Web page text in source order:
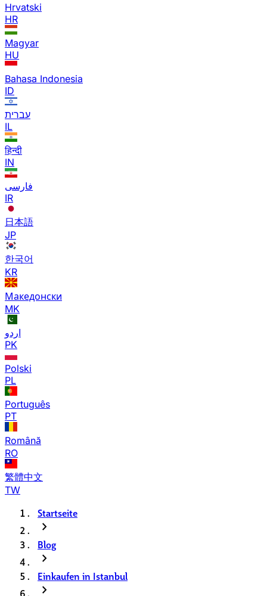
Hrvatski
HR
Magyar
HU
Bahasa Indonesia
ID
עברית
IL
हिन्दी
IN
فارسی
IR
日本語
JP
한국어
KR
Македонски
MK
اردو
PK
Polski
PL
Português
PT
Română
RO
繁體中文
TW
Startseite
chevron_right
Blog
chevron_right
Einkaufen in Istanbul
chevron_right